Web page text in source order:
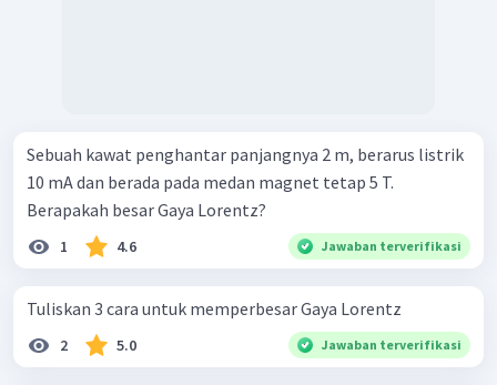
Sebuah kawat penghantar panjangnya 2 m, berarus listrik
10 mA dan berada pada medan magnet tetap 5 T.
Berapakah besar Gaya Lorentz?
1 4.6 Jawaban terverifikasi
Tuliskan 3 cara untuk memperbesar Gaya Lorentz
2 5.0 Jawaban terverifikasi